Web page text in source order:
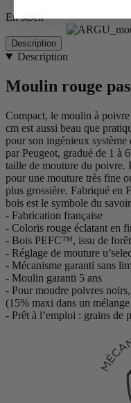
En stock
Description
Description
Moulin rouge
Compact, le moulin à poivre
cm est aussi beau que
pour son ingénieux système
par Peugeot, gradué de 1 à
taille de mouture du poivre.
pour une mouture très fine
plus grossière. Fabriqué en
bois est le symbole du
- Fabrication française
- Coloris rouge éclatant en
- Bois PEFC™, issu de
- Réglage de mouture
- Mécanisme garanti sans
- Moulin garanti 5 ans
- Pour moudre poivres
(15% maxi dans un
- Prêt à l’emploi : grains de